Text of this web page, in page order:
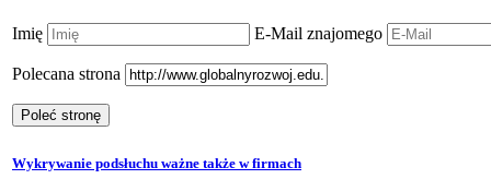
Imię E-Mail znajomego
Polecana strona
Wykrywanie podsłuchu ważne także w firmach